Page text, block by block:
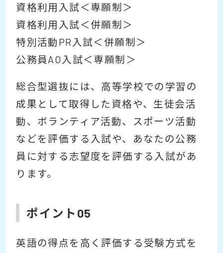
資格利用入試＜専願制＞
資格利用入試＜併願制＞
特別活動PR入試＜併願制＞
公務員AO入試＜専願制＞
総合型選抜には、高等学校での学習の
成果として取得した資格や、生徒会活
動、ボランティア活動、スポーツ活動
などを評価する入試や、あなたの公務
員に対する志望度を評価する入試があ
ります。
ポイント05
英語の得点を高く評価する受験方式を